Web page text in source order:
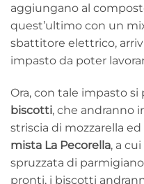
aggiungano al
quest’ultimo con un
sbattitore elettrico,
impasto da poter
Ora, con tale impasto si
biscotti, che andranno
striscia di mozzarella
mista La Pecorella, a
spruzzata di
pronti, i biscotti